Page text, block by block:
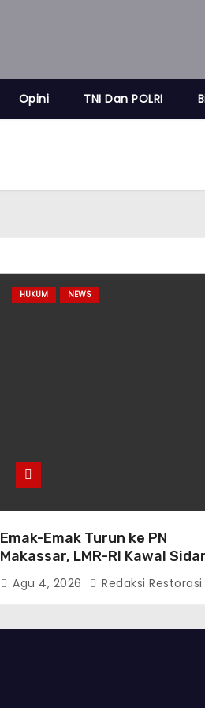
Opini TNI Dan POLRI
HUKUM NEWS
Emak-Emak Turun ke PN
Makassar, LMR-RI Kawal
Perdata Nomor
254/Pdt.G/2026/PN Mks
Agu 4, 2026 Redaksi Restorasi